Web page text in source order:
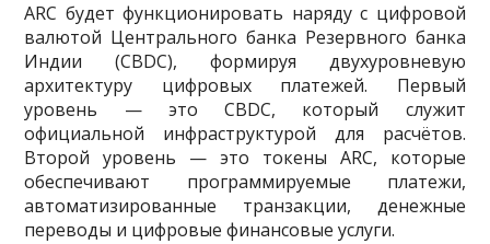
ARC будет функционировать наряду с цифровой
валютой Центрального банка Резервного банка
Индии (CBDC), формируя двухуровневую
архитектуру цифровых платежей. Первый
уровень — это CBDC, который служит
официальной инфраструктурой для расчётов.
Второй уровень — это токены ARC, которые
обеспечивают программируемые платежи,
автоматизированные транзакции, денежные
переводы и цифровые финансовые услуги.